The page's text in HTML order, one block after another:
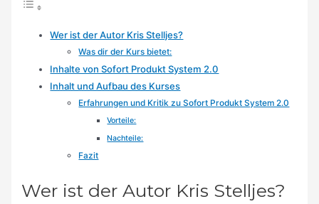
Wer ist der Autor Kris Stelljes?
Was dir der Kurs bietet:
Inhalte von Sofort Produkt System 2.0
Inhalt und Aufbau des Kurses
Erfahrungen und Kritik zu Sofort Produkt System 2.0
Vorteile:
Nachteile:
Fazit
Wer ist der Autor Kris Stelljes?